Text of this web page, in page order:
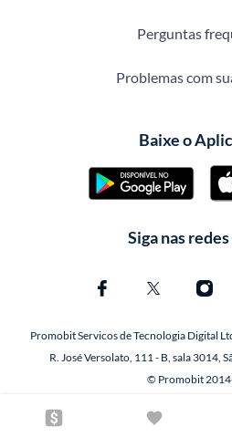
Perguntas
Problemas com
Baixe o
Siga nas
Promobit Servicos de Tecnologia Digital
R. José Versolato, 111 - B, sala 3014,
© Promobit